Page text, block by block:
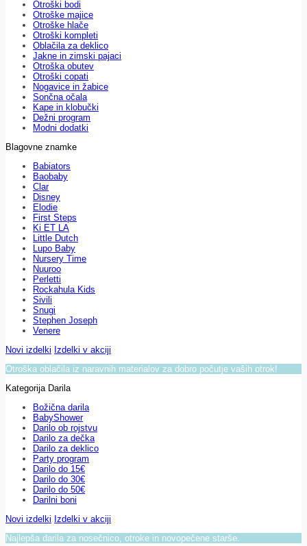
Otroški bodi
Otroške majice
Otroške hlače
Otroški kompleti
Oblačila za deklico
Jakne in zimski pajaci
Otroška obutev
Otroški copati
Nogavice in žabice
Sončna očala
Kape in klobučki
Dežni program
Modni dodatki
Blagovne znamke
Babiators
Baobaby
Clar
Disney
Elodie
First Steps
Ki ET LA
Little Dutch
Lupo Baby
Nursery Time
Nuuroo
Perletti
Rockahula Kids
Sivili
Snugi
Stephen Joseph
Venere
Novi izdelki Izdelki v akciji
Otroška oblačila iz naravnih materialov za dobro počutje vaših otrok!
Kategorija Darila
Božična darila
BabyShower
Darilo ob rojstvu
Darilo za dečka
Darilo za deklico
Party program
Darilo do 15€
Darilo do 30€
Darilo do 50€
Darilni boni
Novi izdelki Izdelki v akciji
Najlepša darila za nosečnico, otroke in novopečene starše.